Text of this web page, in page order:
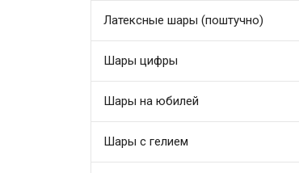
Латексные шары (поштучно)
Шары цифры
Шары на юбилей
Шары с гелием